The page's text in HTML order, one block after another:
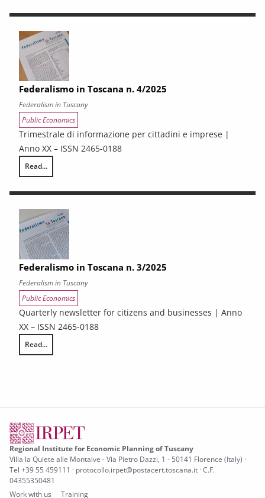
Federalismo in Toscana n. 4/2025
Federalism in Tuscany
Public Economics
Trimestrale di informazione per cittadini e imprese |
Anno XX – ISSN 2465-0188
Read...
Federalismo in Toscana n. 4/2025
Federalismo in Toscana n. 3/2025
Federalism in Tuscany
Public Economics
Quarterly newsletter for citizens and businesses | Anno
XX – ISSN 2465-0188
Read...
Federalismo in Toscana n. 3/2025
Regional Institute for Economic Planning of Tuscany
Villa la Quiete alle Montalve - Via Pietro Dazzi, 1 - 50141 Florence (Italy) ·
Tel +39 55 459111 · protocollo.irpet@postacert.toscana.it · C.F.
04355350481
Work with us
Training